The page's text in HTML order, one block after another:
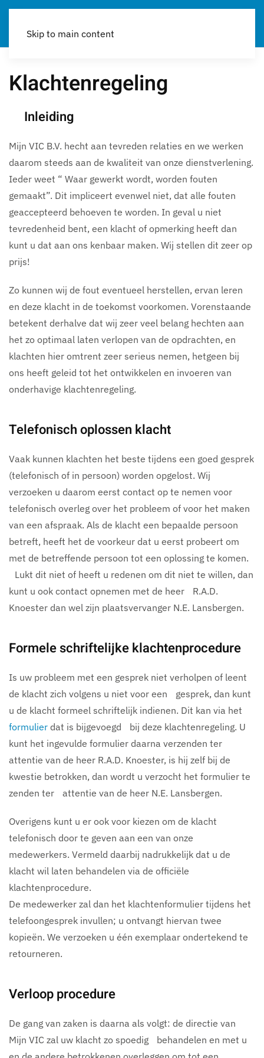
Skip to main content
Klachtenregeling
Inleiding
Mijn VIC B.V. hecht aan tevreden relaties en we werken
daarom steeds aan de kwaliteit van onze dienstverlening.
Ieder weet “ Waar gewerkt wordt, worden fouten
gemaakt”. Dit impliceert evenwel niet, dat alle fouten
geaccepteerd behoeven te worden. In geval u niet
tevredenheid bent, een klacht of opmerking heeft dan
kunt u dat aan ons kenbaar maken. Wij stellen dit zeer op
prijs!
Zo kunnen wij de fout eventueel herstellen, ervan leren
en deze klacht in de toekomst voorkomen. Vorenstaande
betekent derhalve dat wij zeer veel belang hechten aan
het zo optimaal laten verlopen van de opdrachten, en
klachten hier omtrent zeer serieus nemen, hetgeen bij
ons heeft geleid tot het ontwikkelen en invoeren van
onderhavige klachtenregeling.
Telefonisch oplossen klacht
Vaak kunnen klachten het beste tijdens een goed gesprek
(telefonisch of in persoon) worden opgelost. Wij
verzoeken u daarom eerst contact op te nemen voor
telefonisch overleg over het probleem of voor het maken
van een afspraak. Als de klacht een bepaalde persoon
betreft, heeft het de voorkeur dat u eerst probeert om
met de betreffende persoon tot een oplossing te komen.
Lukt dit niet of heeft u redenen om dit niet te willen, dan
kunt u ook contact opnemen met de heer R.A.D.
Knoester dan wel zijn plaatsvervanger N.E. Lansbergen.
Formele schriftelijke klachtenprocedure
Is uw probleem met een gesprek niet verholpen of leent
de klacht zich volgens u niet voor een gesprek, dan kunt
u de klacht formeel schriftelijk indienen. Dit kan via het
formulier dat is bijgevoegd bij deze klachtenregeling. U
kunt het ingevulde formulier daarna verzenden ter
attentie van de heer R.A.D. Knoester, is hij zelf bij de
kwestie betrokken, dan wordt u verzocht het formulier te
zenden ter attentie van de heer N.E. Lansbergen.
Overigens kunt u er ook voor kiezen om de klacht
telefonisch door te geven aan een van onze
medewerkers. Vermeld daarbij nadrukkelijk dat u de
klacht wil laten behandelen via de officiële
klachtenprocedure.
De medewerker zal dan het klachtenformulier tijdens het
telefoongesprek invullen; u ontvangt hiervan twee
kopieën. We verzoeken u één exemplaar ondertekend te
retourneren.
Verloop procedure
De gang van zaken is daarna als volgt: de directie van
Mijn VIC zal uw klacht zo spoedig behandelen en met u